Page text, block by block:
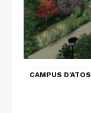
CAMPUS D'ATOS